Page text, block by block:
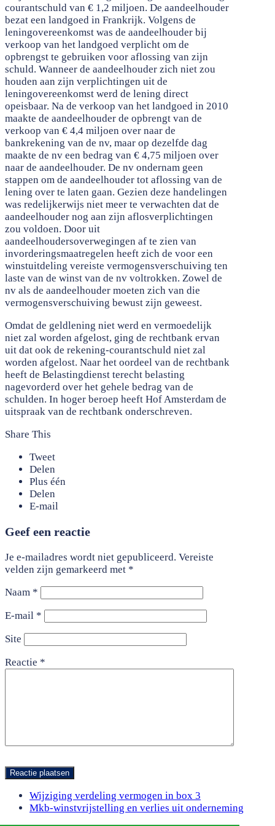
courantschuld van € 1,2 miljoen. De aandeelhouder
bezat een landgoed in Frankrijk. Volgens de
leningovereenkomst was de aandeelhouder bij
verkoop van het landgoed verplicht om de
opbrengst te gebruiken voor aflossing van zijn
schuld. Wanneer de aandeelhouder zich niet zou
houden aan zijn verplichtingen uit de
leningovereenkomst werd de lening direct
opeisbaar. Na de verkoop van het landgoed in 2010
maakte de aandeelhouder de opbrengt van de
verkoop van € 4,4 miljoen over naar de
bankrekening van de nv, maar op dezelfde dag
maakte de nv een bedrag van € 4,75 miljoen over
naar de aandeelhouder. De nv ondernam geen
stappen om de aandeelhouder tot aflossing van de
lening over te laten gaan. Gezien deze handelingen
was redelijkerwijs niet meer te verwachten dat de
aandeelhouder nog aan zijn aflosverplichtingen
zou voldoen. Door uit
aandeelhoudersoverwegingen af te zien van
invorderingsmaatregelen heeft zich de voor een
winstuitdeling vereiste vermogensverschuiving ten
laste van de winst van de nv voltrokken. Zowel de
nv als de aandeelhouder moeten zich van die
vermogensverschuiving bewust zijn geweest.
Omdat de geldlening niet werd en vermoedelijk
niet zal worden afgelost, ging de rechtbank ervan
uit dat ook de rekening-courantschuld niet zal
worden afgelost. Naar het oordeel van de rechtbank
heeft de Belastingdienst terecht belasting
nagevorderd over het gehele bedrag van de
schulden. In hoger beroep heeft Hof Amsterdam de
uitspraak van de rechtbank onderschreven.
Share This
Tweet
Delen
Plus één
Delen
E-mail
Geef een reactie
Je e-mailadres wordt niet gepubliceerd. Vereiste
velden zijn gemarkeerd met *
Naam *
E-mail *
Site
Reactie *
previous
post:
Wijziging verdeling vermogen in box 3
next
Mkb-winstvrijstelling en verlies uit onderneming